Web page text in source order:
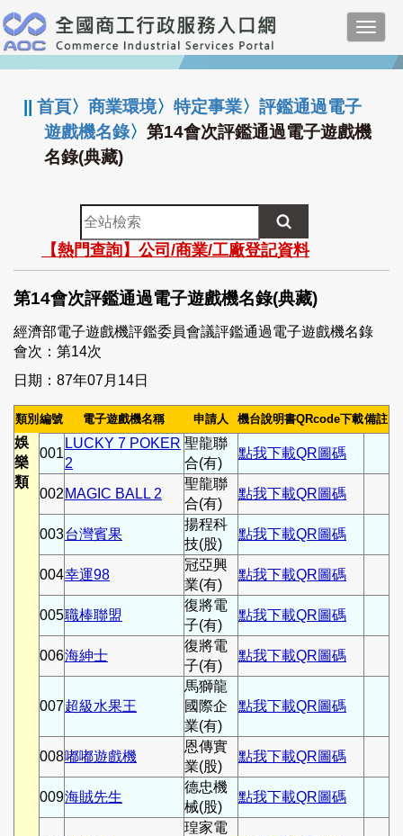
跳
到
主
要
:::
||首頁〉商業環境〉特定事業〉評鑑通過電子
遊戲機名錄〉第14會次評鑑通過電子遊戲機
名錄(典藏)
全
站
檢
索
【熱門查詢】公司/商業/工廠登記資料
第14會次評鑑通過電子遊戲機名錄(典藏)
經濟部電子遊戲機評鑑委員會議評鑑通過電子遊戲機名錄
會次：第14次
日期：87年07月14日
類別 編號 電子遊戲機名稱 申請人 機台說明書QRcode下載備註
娛
樂
類
001
LUCKY 7 POKER
2
聖龍聯
合(有)
點我下載QR圖碼
002 MAGIC BALL 2
聖龍聯
合(有)
點我下載QR圖碼
003台灣賓果
揚程科
技(股)
點我下載QR圖碼
004幸運98
冠亞興
業(有)
點我下載QR圖碼
005職棒聯盟
復將電
子(有)
點我下載QR圖碼
006海紳士
復將電
子(有)
點我下載QR圖碼
007超級水果王
馬獅龍
國際企
業(有)
點我下載QR圖碼
008嘟嘟遊戲機
恩傳實
業(股)
點我下載QR圖碼
009海賊先生
德忠機
械(股)
點我下載QR圖碼
瑝家電